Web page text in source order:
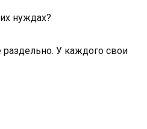
нуждах?
У каждого свои